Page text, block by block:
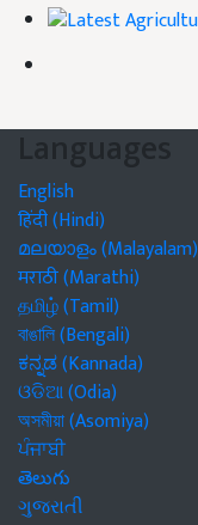
Languages
English
हिंदी (Hindi)
മലയാളം (Malayalam)
मराठी (Marathi)
தமிழ் (Tamil)
বাঙালি (Bengali)
ಕನ್ನಡ (Kannada)
ଓଡିଆ (Odia)
অসমীয়া (Asomiya)
ਪੰਜਾਬੀ
తెలుగు
ગુજરાતી